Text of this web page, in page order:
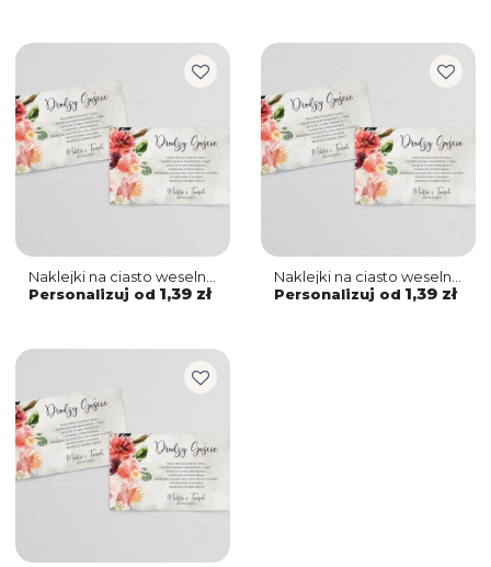
Naklejki na ciasto weselne
Spring Love Motyw 3
Personalizuj od 1,39 zł
Naklejki na ciasto weselne
Spring Love Motyw 2
Personalizuj od 1,39 zł